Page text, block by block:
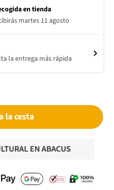
en tienda
martes 11 agosto
la entrega más rápida
la cesta